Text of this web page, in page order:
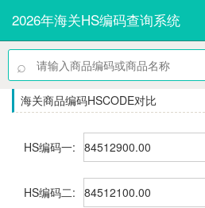
2026年海关HS编码查询系统
⌕
海关商品编码HSCODE对比
HS编码一:
HS编码二: